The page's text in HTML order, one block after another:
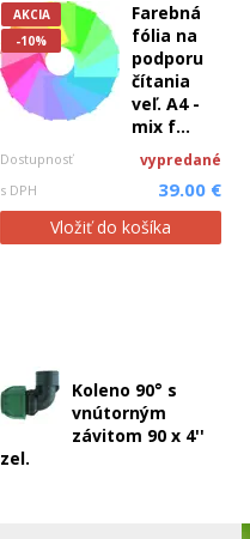
AKCIA
-10%
Farebná
fólia na
podporu
čítania
veľ. A4 -
mix f...
Dostupnosť vypredané
s DPH 39.00 €
Vložiť do košíka
Koleno 90° s
vnútorným
závitom 90 x 4''
zel.